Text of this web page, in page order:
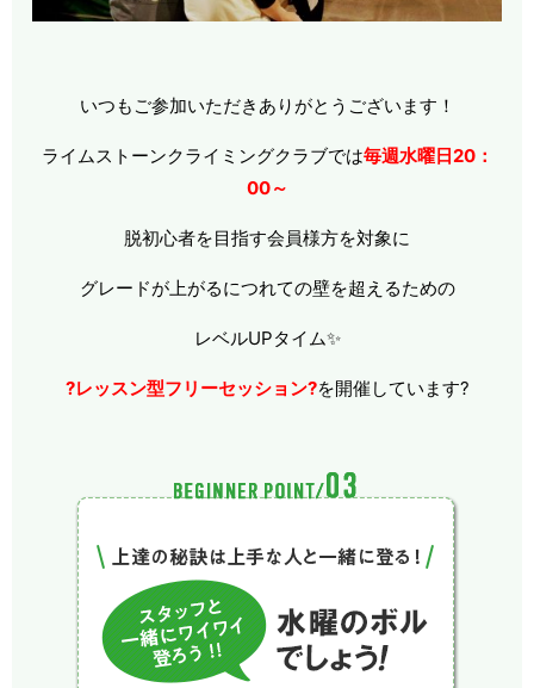
いつもご参加いただきありがとうございます！
ライムストーンクライミングクラブでは毎週水曜日20：
00～
脱初心者を目指す会員様方を対象に
グレードが上がるにつれての壁を超えるための
レベルUPタイム✨
?レッスン型フリーセッション?を開催しています?